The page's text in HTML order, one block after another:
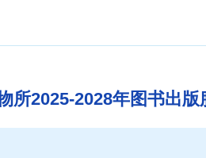
所2025-2028年图书出